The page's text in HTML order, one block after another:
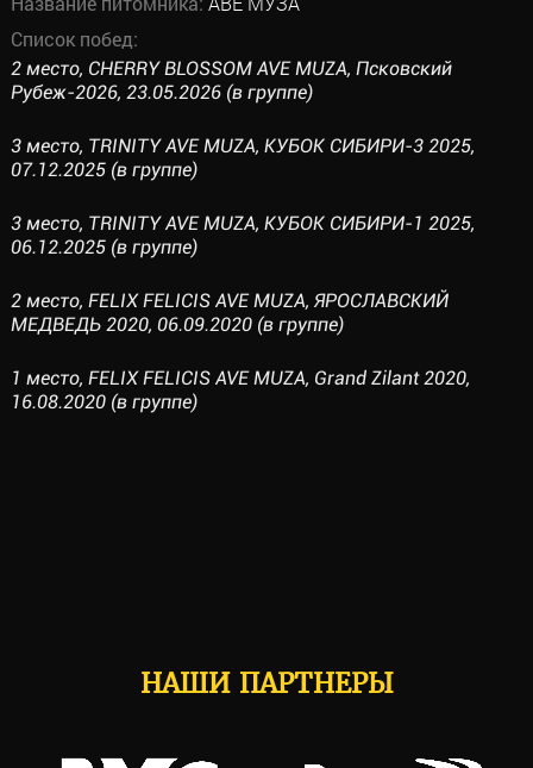
Список побед:
2 место, CHERRY BLOSSOM AVE MUZA, Псковский
Рубеж-2026, 23.05.2026 (в группе)
3 место, TRINITY AVE MUZA, КУБОК СИБИРИ-3 2025,
07.12.2025 (в группе)
3 место, TRINITY AVE MUZA, КУБОК СИБИРИ-1 2025,
06.12.2025 (в группе)
2 место, FELIX FELICIS AVE MUZA, ЯРОСЛАВСКИЙ
МЕДВЕДЬ 2020, 06.09.2020 (в группе)
1 место, FELIX FELICIS AVE MUZA, Grand Zilant 2020,
16.08.2020 (в группе)
НАШИ ПАРТНЕРЫ